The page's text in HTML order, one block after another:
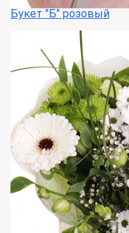
Букет "Б" розовый